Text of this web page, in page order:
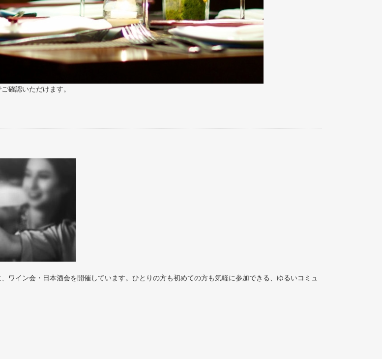
確認いただけます。
ワイン会・日本酒会を開催しています。ひとりの方も初めての方も気軽に参加できる、ゆるいコミュ